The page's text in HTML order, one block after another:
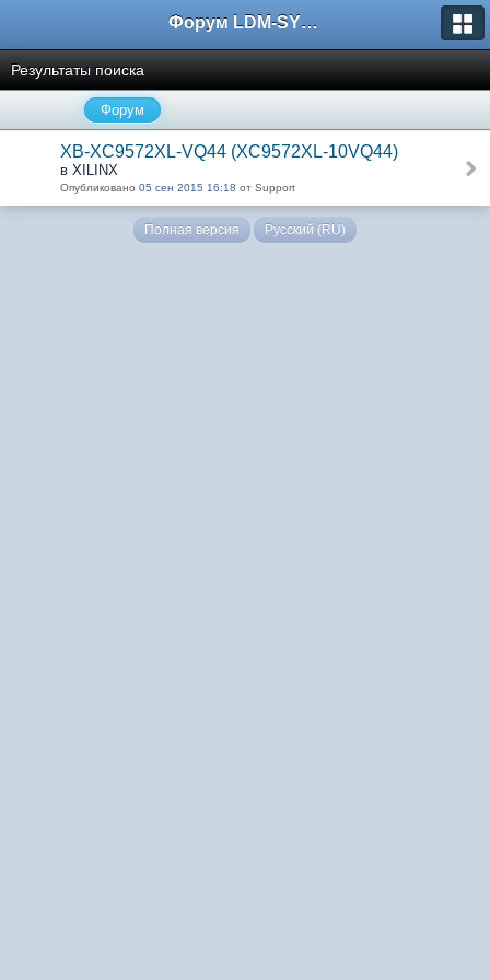
Форум LDM-SYSTEMS
Результаты поиска
Форум
XB-XC9572XL-VQ44 (XC9572XL-10VQ44)
в XILINX
Опубликовано 05 сен 2015 16:18 от Support
Полная версия Русский (RU)